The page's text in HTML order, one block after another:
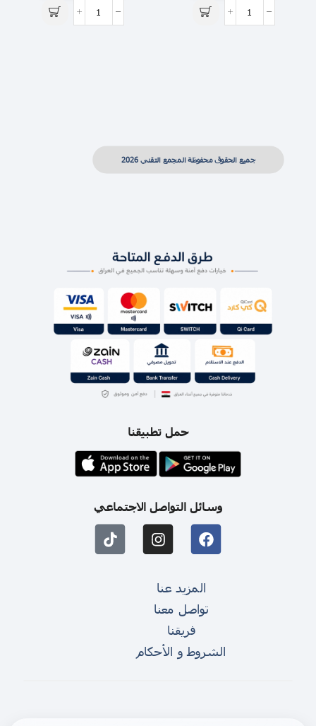
جميع الحقوق محفوظة المجمع التقني 2026
حمل تطبيقنا
وسائل التواصل الاجتماعي
المزيد عنا
تواصل معنا
فريقنا
الشروط و الأحكام